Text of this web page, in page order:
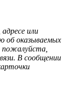
или
об оказываемых
пожалуйста,
В сообщении